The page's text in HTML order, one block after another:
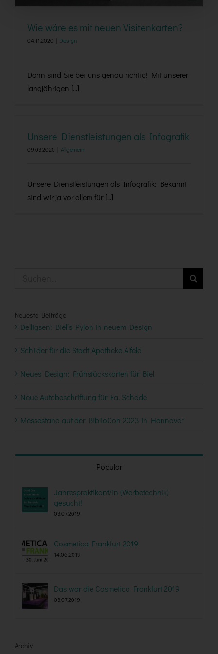
Wie wäre es mit neuen Visitenkarten?
04.11.2020 Design
Dann sind Sie bei uns genau richtig! Mit unserer
langjährigen [...]
Unsere Dienstleistungen als Infografik
09.03.2020 Allgemein
Unsere Dienstleistungen als Infografik: Bekannt
sind wir ja vor allem für [...]
Neueste Beiträge
Delligsen: Biel’s Pylon in neuem Design
Schilder für die Stadt-Apotheke Alfeld
Neues Design: Frühstückskarten für Biel
Neue Autobeschriftung für Fa. Schade
Messestand auf der BiblioCon 2023 in Hannover
Popular
Jahrespraktikant/in (Werbetechnik)
gesucht!
03.07.2019
Cosmetica Frankfurt 2019
14.06.2019
Das war die Cosmetica Frankfurt 2019
03.07.2019
Archiv